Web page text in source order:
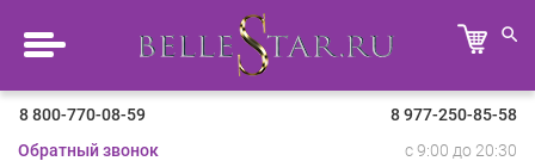
8 800-770-08-59
8 977-250-85-58
Обратный звонок
с 9:00 до 20:30